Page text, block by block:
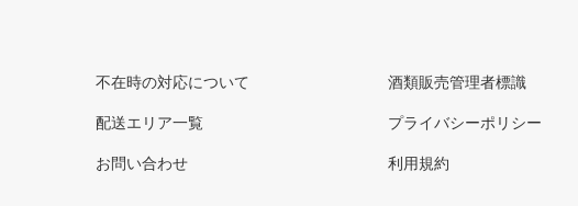
不在時の対応について
配送エリア一覧
お問い合わせ
酒類販売管理者標識
プライバシーポリシー
利用規約